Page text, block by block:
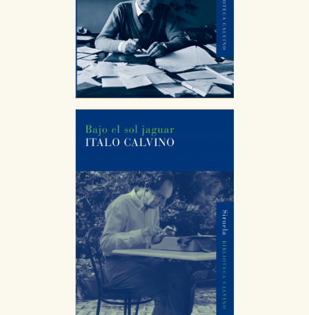
CONFIGURACIÓN DE COOKIES
HABILITAR TODO RECHAZAR TODO
Cookies necesarias
Estas cookies son necesarias para que nuestro sitio
web funcione y no es posible deshabilitarlas desde
nuestro sistema. Es posible hacerlo desde el
navegador, pero en ese caso es posible que algunas
áreas de nuestra web dejen de funcionar
correctamente.
Cookies de rendimiento y analíticas
Estas cookies se utilizan para mejorar su experiencia
de navegación y optimizar el funcionamiento de